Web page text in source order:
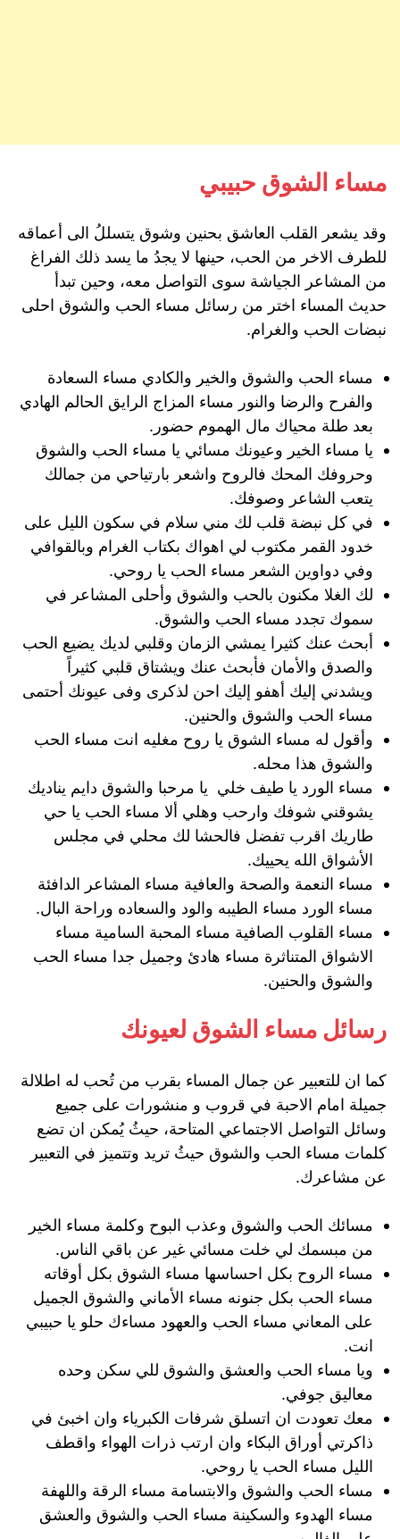
مساء الشوق حبيبي
وقد يشعر القلب العاشق بحنين وشوق يتسللُ الى أعماقه
للطرف الاخر من الحب، حينها لا يجدُ ما يسد ذلك الفراغ
من المشاعر الجياشة سوى التواصل معه، وحين تبدأ
حديث المساء اختر من رسائل مساء الحب والشوق احلى
نبضات الحب والغرام.
مساء الحب والشوق والخير والكادي مساء السعادة
والفرح والرضا والنور مساء المزاج الرايق الحالم الهادي
بعد طلة محياك مال الهموم حضور.
يا مساء الخير وعيونك مسائي يا مساء الحب والشوق
وحروفك المحك فالروح واشعر بارتياحي من جمالك
يتعب الشاعر وصوفك.
في كل نبضة قلب لك مني سلام في سكون الليل على
خدود القمر مكتوب لي اهواك بكتاب الغرام وبالقوافي
وفي دواوين الشعر مساء الحب يا روحي.
لك الغلا مكنون بالحب والشوق وأحلى المشاعر في
سموك تجدد مساء الحب والشوق.
أبحث عنك كثيرا يمشي الزمان وقلبي لديك يضيع الحب
والصدق والأمان فأبحث عنك ويشتاق قلبي كثيراً
ويشدني إليك أهفو إليك احن لذكرى وفى عيونك أحتمى
مساء الحب والشوق والحنين.
وأقول له مساء الشوق يا روح مغليه انت مساء الحب
والشوق هذا محله.
مساء الورد يا طيف خلي يا مرحبا والشوق دايم يناديك
يشوقني شوفك وارحب وهلي ألا مساء الحب يا حي
طاريك اقرب تفضل فالحشا لك محلي في مجلس
الأشواق الله يحييك.
مساء النعمة والصحة والعافية مساء المشاعر الدافئة
مساء الورد مساء الطيبه والود والسعاده وراحة البال.
مساء القلوب الصافية مساء المحبة السامية مساء
الاشواق المتناثرة مساء هادئ وجميل جدا مساء الحب
والشوق والحنين.
رسائل مساء الشوق لعيونك
كما ان للتعبير عن جمال المساء بقرب من تُحب له اطلالة
جميلة امام الاحبة في قروب و منشورات على جميع
وسائل التواصل الاجتماعي المتاحة، حيثُ يُمكن ان تضع
كلمات مساء الحب والشوق حيثُ تريد وتتميز في التعبير
عن مشاعرك.
مسائك الحب والشوق وعذب البوح وكلمة مساء الخير
من مبسمك لي خلت مسائي غير عن باقي الناس.
مساء الروح بكل احساسها مساء الشوق بكل أوقاته
مساء الحب بكل جنونه مساء الأماني والشوق الجميل
على المعاني مساء الحب والعهود مساءك حلو يا حبيبي
انت.
ويا مساء الحب والعشق والشوق للي سكن وحده
معاليق جوفي.
معك تعودت ان اتسلق شرفات الكبرياء وان اخبئ في
ذاكرتي أوراق البكاء وان ارتب ذرات الهواء واقطف
الليل مساء الحب يا روحي.
مساء الحب والشوق والابتسامة مساء الرقة واللهفة
مساء الهدوء والسكينة مساء الحب والشوق والعشق